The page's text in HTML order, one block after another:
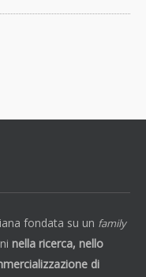
fondata su un family
nella ricerca, nello
di